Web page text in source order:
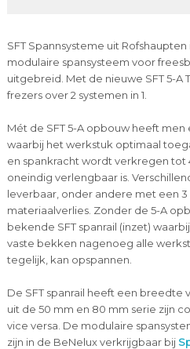
SFT Spannsysteme uit
modulaire spansysteem voor
uitgebreid. Met de nieuwe SFT 5-A
frezers over 2 systemen in 1.
Mét de SFT 5-A opbouw heeft
waarbij het werkstuk optimaal
en spankracht wordt verkregen tot
oneindig verlengbaar is.
leverbaar, onder andere met een
materiaalverlies. Zonder de 5-A
bekende SFT spanrail (inzet)
vaste bekken nagenoeg alle
tegelijk, kan opspannen.
De SFT spanrail heeft een breedte
uit de 50 mm en 80 mm serie zijn
vice versa. De modulaire
zijn in de BeNelux verkrijgbaar bij